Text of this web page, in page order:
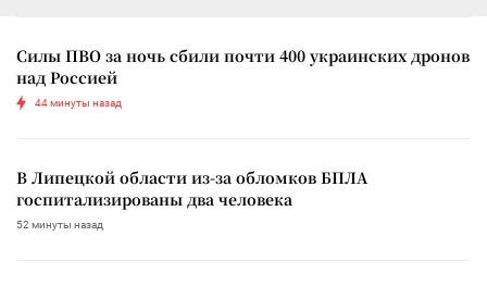
Силы ПВО за ночь сбили почти 400 украинских дронов
над Россией
44 минуты назад
В Липецкой области из-за обломков БПЛА
госпитализированы два человека
52 минуты назад